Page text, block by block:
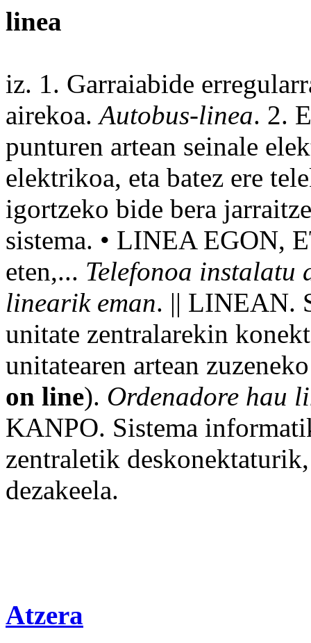
linea
iz. 1. Garraiabide
airekoa.Autobus-linea. 2.
punturen artean seinale
elektrikoa, eta batez ere
igortzeko bide bera
sistema. • LINEA EGON,
eten,... Telefonoa instalatu
linearik eman. || LINEAN.
unitate zentralarekin
unitatearen artean zuzeneko
on line). Ordenadore hau
KANPO. Sistema
zentraletik
dezakeela.
Atzera